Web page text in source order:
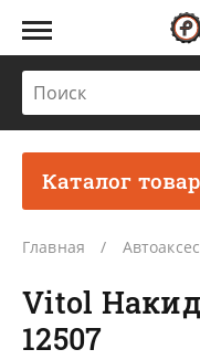
Каталог
Главная
Vitol
12507